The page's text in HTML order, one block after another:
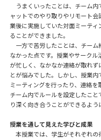
うまくいったことは、チーム内
ャットでのやり取りやリモート
業後に実施していた対面ミーテ
ることができました。
一方で苦労したことは、チーム
なかった点です。授業やサーク
が忙しく、なかなか連絡が取れ
とが悩みでした。しかし、授業
ミーティングを行ったり、連絡を
チーム内でルールを設定したこ
り深く向き合うことができるよう
授業を通して見えた学びと成果
本授業では、学生がそれぞれの